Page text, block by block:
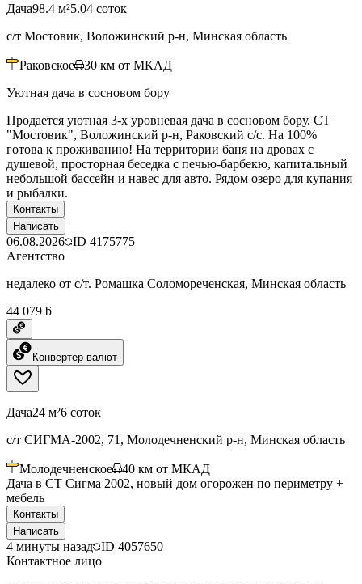
Дача98.4 м²5.04 соток
с/т Мостовик, Воложинский р-н, Минская область
Раковское 30 км от МКАД
Уютная дача в сосновом бору
Продается уютная 3-х уровневая дача в сосновом бору. СТ
"Мостовик", Воложинский р-н, Раковский с/с. На 100%
готова к проживанию! На территории баня на дровах с
душевой, просторная беседка с печью-барбекю, капитальный
небольшой бассейн и навес для авто. Рядом озеро для купания
и рыбалки.
Контакты
Написать
06.08.2026 ID 4175775
Агентство
недалеко от с/т. Ромашка Соломореченская, Минская область
44 079 ƃ
Конвертер валют
Дача24 м²6 соток
с/т СИГМА-2002, 71, Молодечненский р-н, Минская область
Молодечненское 40 км от МКАД
Дача в СТ Сигма 2002, новый дом огорожен по периметру +
мебель
Контакты
Написать
4 минуты назад ID 4057650
Контактное лицо